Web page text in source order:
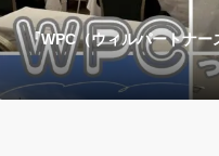
『WPC（ウィルパートナ